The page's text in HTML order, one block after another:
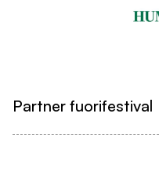
Partner fuorifestival